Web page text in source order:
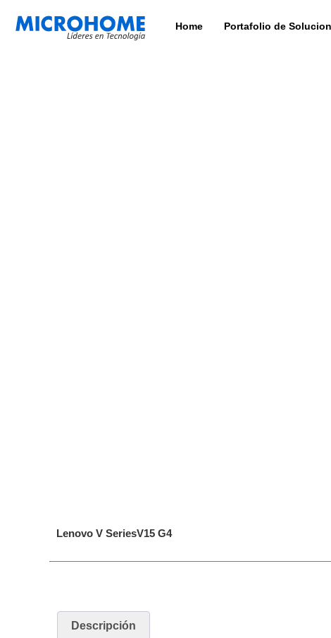
Home Portafolio de
Lenovo V SeriesV15 G4
Descripción